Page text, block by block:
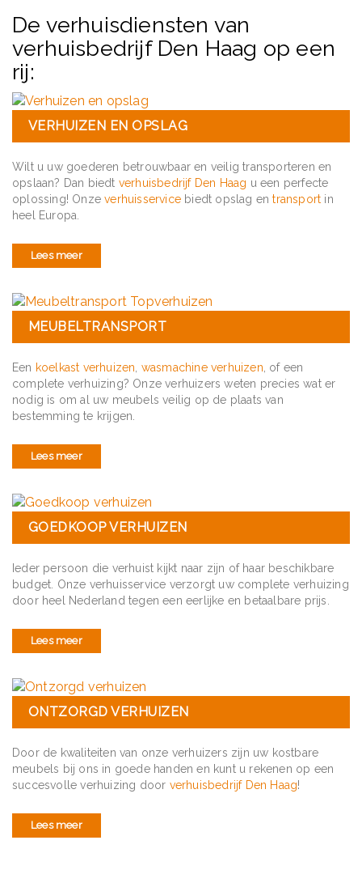
De verhuisdiensten van
verhuisbedrijf Den Haag op een
rij:
VERHUIZEN EN OPSLAG
Wilt u uw goederen betrouwbaar en veilig transporteren en
opslaan? Dan biedt verhuisbedrijf Den Haag u een perfecte
oplossing! Onzeverhuisservice biedt opslag entransport in
heel Europa.
Lees meer
MEUBELTRANSPORT
Een koelkast verhuizen wasmachine verhuizen , of een
complete verhuizing? Onze verhuizers weten precies wat er
nodig is om al uw meubels veilig op de plaats van
bestemming te krijgen.
Lees meer
GOEDKOOP VERHUIZEN
Ieder persoon die verhuist kijkt naar zijn of haar beschikbare
budget. Onze verhuisservice verzorgt uw complete verhuizing
door heel Nederland tegen een eerlijke en betaalbare prijs.
Lees meer
ONTZORGD VERHUIZEN
Door de kwaliteiten van onze verhuizers zijn uw kostbare
meubels bij ons in goede handen en kunt u rekenen op een
succesvolle verhuizing door verhuisbedrijf Den Haag!
Lees meer